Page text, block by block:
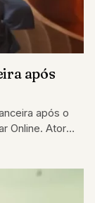
após
após o
Online. Ator